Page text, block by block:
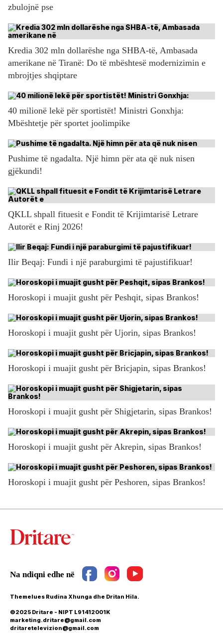
zbulojnë pse
Kredia 302 mln dollarëshe nga SHBA-të, Ambasada
amerikane në Tiranë: Do të mbështesë modernizimin e
mbrojtjes shqiptare
40 milionë lekë për sportistët! Ministri Gonxhja:
Mbështetje për sportet joolimpike
Pushime të ngadalta. Një himn për ata që nuk nisen
gjëkundi!
QKLL shpall fituesit e Fondit të Krijimtarisë Letrare
Autorët e Rinj 2026!
Ilir Beqaj: Fundi i një paraburgimi të pajustifikuar!
Horoskopi i muajit gusht për Peshqit, sipas Brankos!
Horoskopi i muajit gusht për Ujorin, sipas Brankos!
Horoskopi i muajit gusht për Bricjapin, sipas Brankos!
Horoskopi i muajit gusht për Shigjetarin, sipas Brankos!
Horoskopi i muajit gusht për Akrepin, sipas Brankos!
Horoskopi i muajit gusht për Peshoren, sipas Brankos!
Themelues Rudina Xhunga dhe Dritan Hila.
©2025 Dritare - NIPT L91412001K
marketing.dritare@gmail.com
dritaretelevizion@gmail.com